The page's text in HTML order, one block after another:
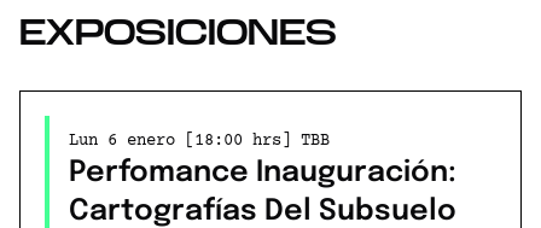
EXPOSICIONES
Lun 6 enero [18:00 hrs] TBB
Perfomance Inauguración:
Cartografías Del Subsuelo